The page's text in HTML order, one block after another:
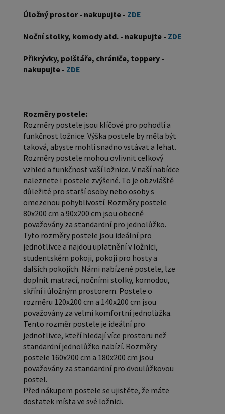
být vyrobena z různých materiálů, včetně pěny,
měla odpovídat rozměrům postele. Matrace se
pěny, matrace z HR pěny, matrace z líné pěny,
pružinové matrace, taštičkové matrace, latexové
měkké, středně tvrdé (H2, H3), tvrdé nebo velmi
tvrdé (H4). Tvrdost matrace je důležitý faktor,
který ovlivňuje pohodlí a podporu, kterou matrace
poskytuje. Při výběru matrace je důležité zvážit
několik faktorů, včetně vaší preferované polohy
spánku, vaší tělesné hmotnosti a jakékoliv
zdravotní problémy, které můžete mít. Laťkový
rošt ZDARMA: Laťkový rošt je ideální volbou pro ty,
kteří hledají kvalitní, pohodlný a cenově dostupný
podklad pod matraci. Laťkový rošt se skládá z
dřevěných lišt, které jsou spojeny textilií. Rošt
poskytuje dobrou podporu těla, cirkulaci vzduchu a
odvádění vlhkosti. Rošt postele je tvořen 12
příčkami, které jsou spojeny textilií, příčky roštu
jsou z masivu borovice. Mezery mezi příčkami jsou
cca 11 cm. Zpracování - lakovaná postel: Lakované
postele jsou oblíbené pro svůj elegantní vzhled a
odolnost. Lakovaný povrch je hladký, snadno se
čistí a je odolný vůči poškrábání a opotřebení.
Máte zájem o velkoobchodní spolupráci? Nebo
chcete získat zajímavou cenovou nabídku na větší
množství našich produktů? Obchodníkům a
Úložný prostor - nakupujte - ZDE
Noční stolky, komody atd. - nakupujte - ZDE
Přikrývky, polštáře, chrániče, toppery -
nakupujte - ZDE
Rozměry postele:
Rozměry postele jsou klíčové pro pohodlí a
funkčnost ložnice. Výška postele by měla být
taková, abyste mohli snadno vstávat a lehat.
Rozměry postele mohou ovlivnit celkový
vzhled a funkčnost vaší ložnice. V naší nabídce
naleznete i postele zvýšené. To je obzvláště
důležité pro starší osoby nebo osoby s
omezenou pohyblivostí. Rozměry postele
80x200 cm a 90x200 cm jsou obecně
považovány za standardní pro jednolůžko.
Tyto rozměry postele jsou ideální pro
jednotlivce a najdou uplatnění v ložnici,
studentském pokoji, pokoji pro hosty a
dalších pokojích. Námi nabízené postele, lze
doplnit matrací, nočními stolky, komodou,
skříní i úložným prostorem. Postele o
rozměru 120x200 cm a 140x200 cm jsou
považovány za velmi komfortní jednolůžka.
Tento rozměr postele je ideální pro
jednotlivce, kteří hledají více prostoru než
standardní jednolůžko nabízí. Rozměry
postele 160x200 cm a 180x200 cm jsou
považovány za standardní pro dvoulůžkovou
postel.
Před nákupem postele se ujistěte, že máte
dostatek místa ve své ložnici.